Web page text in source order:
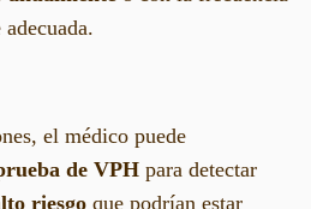
el médico puede
de VPH para detectar
riesgo que podrían estar